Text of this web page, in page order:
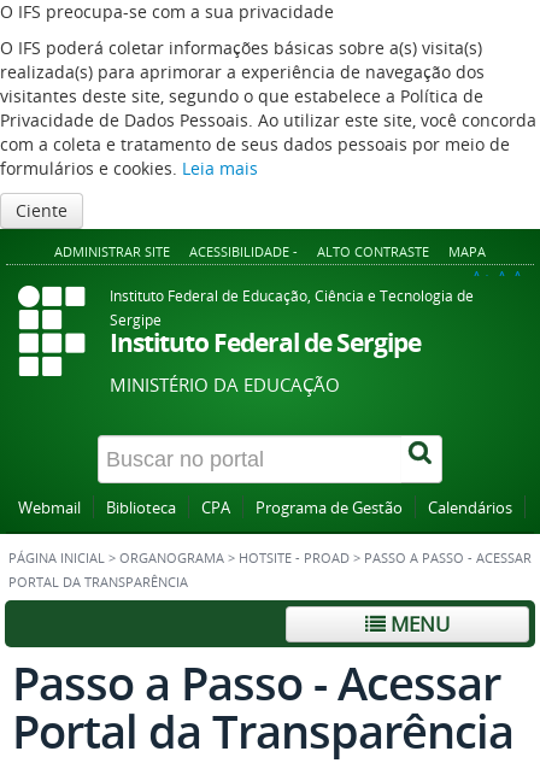
O IFS preocupa-se com a sua privacidade
O IFS poderá coletar informações básicas sobre a(s) visita(s)
realizada(s) para aprimorar a experiência de navegação dos
visitantes deste site, segundo o que estabelece a Política de
Privacidade de Dados Pessoais. Ao utilizar este site, você concorda
com a coleta e tratamento de seus dados pessoais por meio de
formulários e cookies. Leia mais
Ciente
ADMINISTRAR SITE ACESSIBILIDADE - ALTO CONTRASTE MAPA
A+ A A-
Instituto Federal de Educação, Ciência e Tecnologia de
Sergipe
Instituto Federal de Sergipe
MINISTÉRIO DA EDUCAÇÃO
Webmail Biblioteca CPA Programa de Gestão Calendários
PÁGINA INICIAL > ORGANOGRAMA > HOTSITE - PROAD > PASSO A PASSO - ACESSAR
PORTAL DA TRANSPARÊNCIA
MENU
Passo a Passo - Acessar
Portal da Transparência